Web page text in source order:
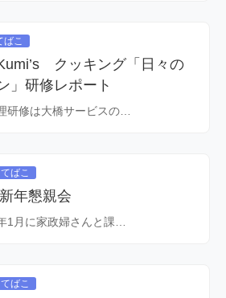
ばこ
クッキング「日々の
」研修レポート
研修は大橋サービスの…
ばこ
年懇親会
1月に家政婦さんと課…
ばこ